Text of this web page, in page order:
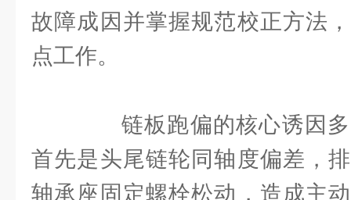
故障成因并掌握规范校正方法
点工作。
链板跑偏的核心诱因多
首先是头尾链轮同轴度偏差，
轴承座固定螺栓松动，造成主